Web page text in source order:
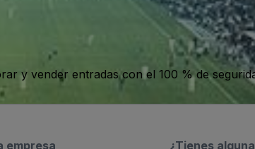
y vender entradas con el 100 % de
empresa ¿Tienes